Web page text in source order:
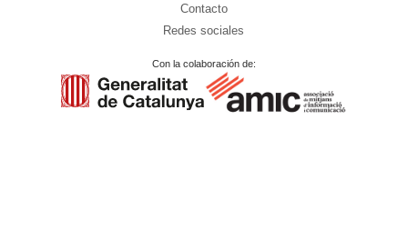
Contacto
Redes sociales
Con la colaboración de: